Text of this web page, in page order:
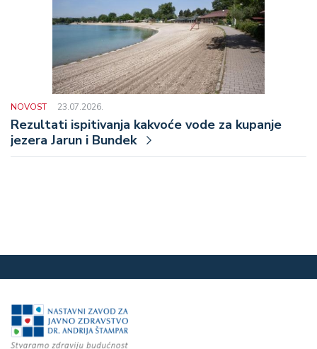
NOVOST 23.07.2026.
Rezultati ispitivanja kakvoće vode za kupanje
jezera Jarun i Bundek